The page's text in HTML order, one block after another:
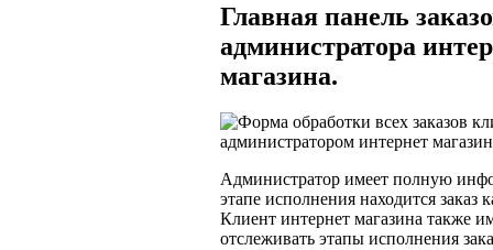
Главная панель
администратора
магазина.
Администратор имеет полную
этапе исполнения находится заказ
Клиент интернет магазина также
отслеживать этапы исполнения